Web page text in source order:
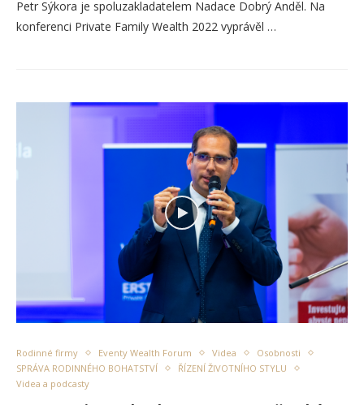
Petr Sýkora je spoluzakladatelem Nadace Dobrý Anděl. Na
konferenci Private Family Wealth 2022 vyprávěl …
Rodinné firmy Eventy Wealth Forum Videa
Osobnosti
SPRÁVA RODINNÉHO BOHATSTVÍ
ŘÍZENÍ ŽIVOTNÍHO STYLU
Videa a podcasty